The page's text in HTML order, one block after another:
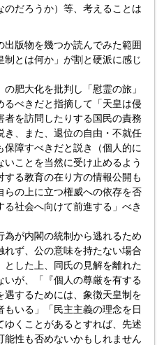
だろうか）等、考えることは
版物を幾つか読んでみた範囲
とは何か」が割と硬派に感じ
肥大化を批判し「慰霊の旅」
るべきだと指摘して「天皇は侵
を訪問したりする国民の責務
き、また、退位の自由・不就任
障すべきだと説き（個人的に
ことを当然に受け止めるよう
する教育の在り方の情報公開も
らの上に立つ権威への依存を否
社会へ向けて前進する」べき
が内閣の統制から逃れるため
ず、公の意味を持たない場合
した上、同氏の見解を離れた
が、「『個人の尊厳を有する
するためには、象徴天皇制を
いる」「民主主義の理念を日
くことがあるとすれば、先述
性も否めないかもしれません